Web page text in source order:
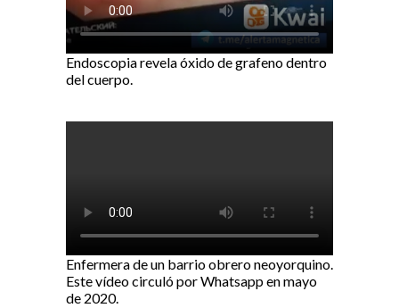
Endoscopia revela óxido de grafeno dentro
del cuerpo.
Enfermera de un barrio obrero neoyorquino.
Este vídeo circuló por Whatsapp en mayo
de 2020.